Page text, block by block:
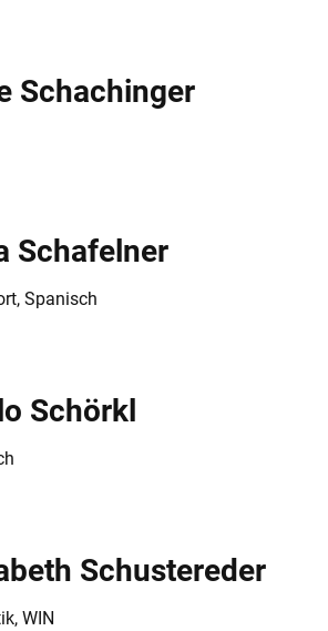
Schachinger
Schafelner
Spanisch
Schörkl
Schustereder
WIN